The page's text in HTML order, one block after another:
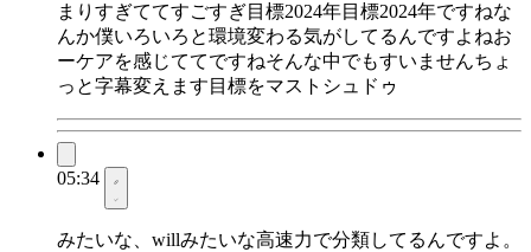
まりすぎててすごすぎ目標2024年目標2024年ですねな
んか僕いろいろと環境変わる気がしてるんですよねお
ーケアを感じててですねそんな中でもすいませんちょ
っと字幕変えます目標をマストシュドゥ
05:34
みたいな、willみたいな高速力で分類してるんですよ。